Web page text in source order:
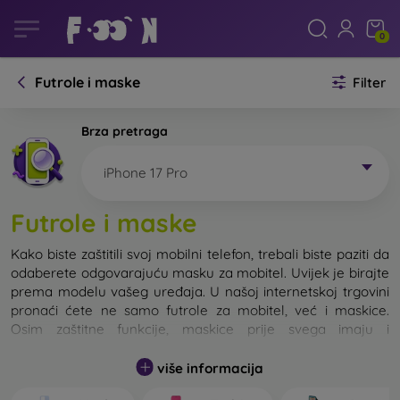
0
Futrole i maske Filter
Brza pretraga
iPhone 17 Pro
Futrole i maske
Kako biste zaštitili svoj mobilni telefon, trebali biste paziti da
odaberete odgovarajuću masku za mobitel. Uvijek je birajte
prema modelu vašeg uređaja. U našoj internetskoj trgovini
pronaći ćete ne samo futrole za mobitel, već i maskice.
Osim zaštitne funkcije, maskice prije svega imaju i
Maskicu za mobitel možemo također nazvati i stražnjom
više informacija